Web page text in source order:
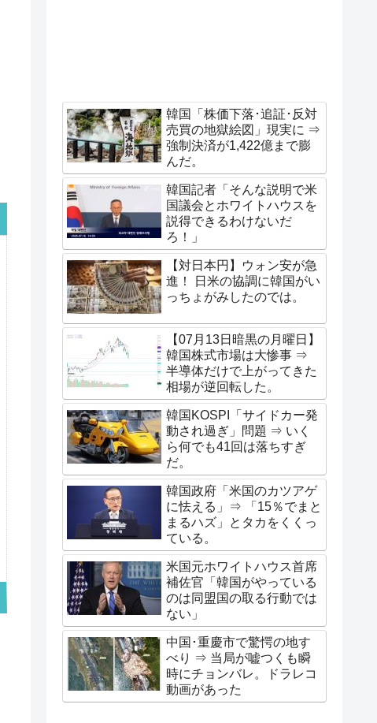
韓国「株価下落･追証･反対
売買の地獄絵図」現実に ⇒
強制決済が1,422億まで膨
んだ。
韓国記者「そんな説明で米
国議会とホワイトハウスを
説得できるわけないだ
ろ！」
【対日本円】ウォン安が急
進！ 日米の協調に韓国がい
っちょがみしたのでは。
【07月13日暗黒の月曜日】
韓国株式市場は大惨事 ⇒
半導体だけで上がってきた
相場が逆回転した。
韓国KOSPI「サイドカー発
動され過ぎ」問題 ⇒ いく
ら何でも41回は落ちすぎ
だ。
韓国政府「米国のカツアゲ
に怯える」⇒ 「15％でまと
まるハズ」とタカをくくっ
ている。
米国元ホワイトハウス首席
補佐官「韓国がやっている
のは同盟国の取る行動では
ない」
中国･重慶市で驚愕の地す
べり ⇒ 当局が嘘つくも瞬
時にチョンバレ。ドラレコ
動画があった